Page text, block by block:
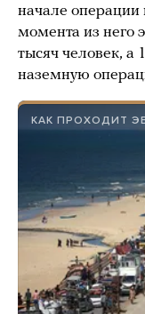
начале операции
момента из него
тысяч человек,
наземную
КАК ПРОХОДИТ